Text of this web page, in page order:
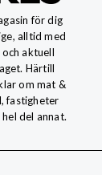
för dig
alltid med
aktuell
Härtill
om mat &
fastigheter
del annat.